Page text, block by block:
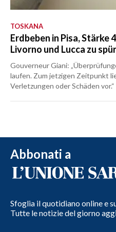
TOSKANA
Erdbeben in Pisa, Stärke
Livorno und Lucca zu
Gouverneur Giani:
laufen. Zum jetzigen Zeitpunkt
Verletzungen oder Schäden vor.“
Abbonati a
Sfoglia il quotidiano online e
Tutte le notizie del giorno